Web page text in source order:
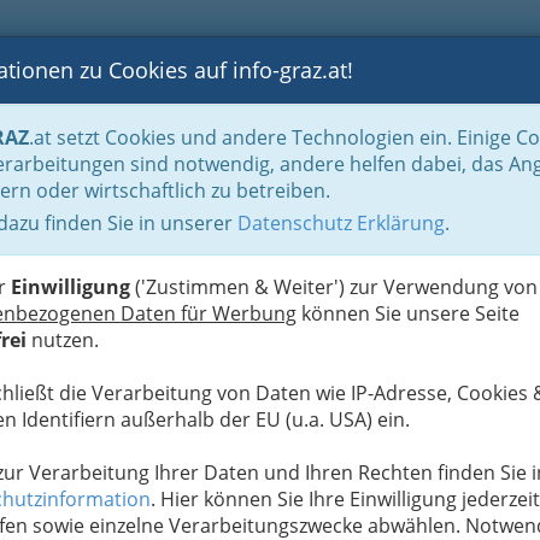
BLOGS FOTOS GASTRONOMIE BRANCHEN
zu Cookies auf info-graz.at!
.at setzt Cookies und andere Technologien ein. Einige
sind notwendig, andere helfen dabei, das
oder wirtschaftlich zu betreiben.
finden Sie in unserer Datenschutz Erklärung.
Einwilligung('Zustimmen & Weiter') zur Verwendung von
Daten für Werbung können Sie unsere Seite
nutzen.
die Verarbeitung von Daten wie IP-Adresse, Cookies
Identifiern außerhalb der EU (u.a. USA) ein.
Verarbeitung Ihrer Daten und Ihren Rechten finden Sie
. Hier können Sie Ihre Einwilligung jederzeit
sowie einzelne Verarbeitungszwecke abwählen.
vom Zentrum als Kriterium
der Grazer Altstadt
haben hier die Hotels aufgelistet nach Ihrer
noch einige fehlen… wir arbeiten gerade